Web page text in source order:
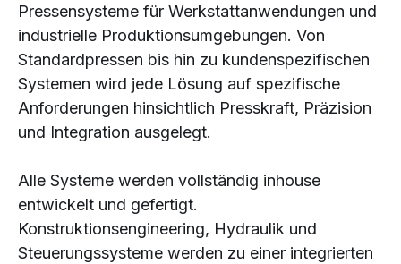
Pressensysteme für Werkstattanwendungen und
industrielle Produktionsumgebungen. Von
Standardpressen bis hin zu kundenspezifischen
Systemen wird jede Lösung auf spezifische
Anforderungen hinsichtlich Presskraft, Präzision
und Integration ausgelegt.
Alle Systeme werden vollständig inhouse
entwickelt und gefertigt.
Konstruktionsengineering, Hydraulik und
Steuerungssysteme werden zu einer integrierten